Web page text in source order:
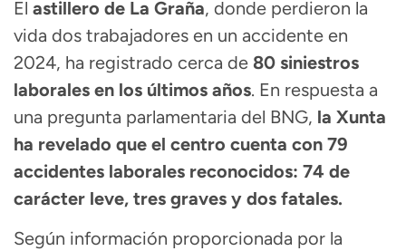
El astillero de La Graña, donde perdieron la
vida dos trabajadores en un accidente en
2024, ha registrado cerca de 80 siniestros
laborales en los últimos años. En respuesta a
una pregunta parlamentaria del BNG, la Xunta
ha revelado que el centro cuenta con 79
accidentes laborales reconocidos: 74 de
carácter leve, tres graves y dos fatales.
Según información proporcionada por la